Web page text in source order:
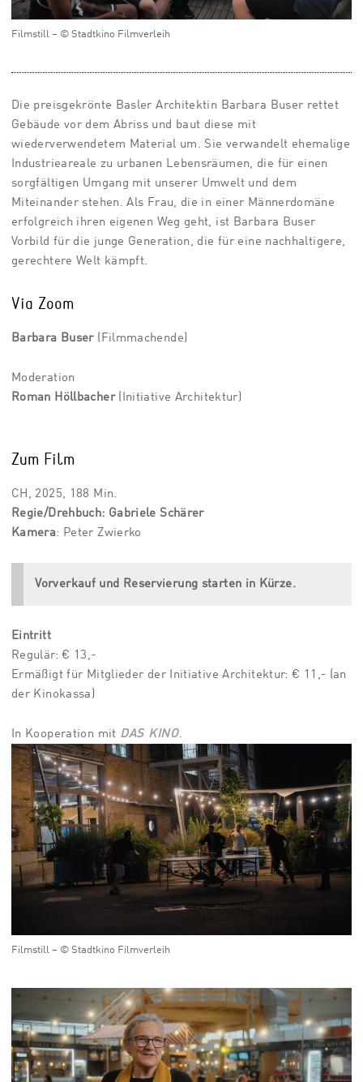
Filmstill – © Stadtkino Filmverleih
Die preisgekrönte Basler Architektin Barbara Buser rettet
Gebäude vor dem Abriss und baut diese mit
wiederverwendetem Material um. Sie verwandelt ehemalige
Industrieareale zu urbanen Lebensräumen, die für einen
sorgfältigen Umgang mit unserer Umwelt und dem
Miteinander stehen. Als Frau, die in einer Männerdomäne
erfolgreich ihren eigenen Weg geht, ist Barbara Buser
Vorbild für die junge Generation, die für eine nachhaltigere,
gerechtere Welt kämpft.
Via Zoom
Barbara Buser (Filmmachende)
Moderation
Roman Höllbacher (Initiative Architektur)
Zum Film
CH,
2025, 188 Min.
Regie/Drehbuch: Gabriele Schärer
Kamera: Peter Zwierko
Vorverkauf und Reservierung starten in Kürze.
Eintritt
Regulär: € 13,-
Ermäßigt für Mitglieder der Initiative Architektur: € 11,- (an
der Kinokassa)
In Kooperation mit DAS KINO.
Filmstill – © Stadtkino Filmverleih